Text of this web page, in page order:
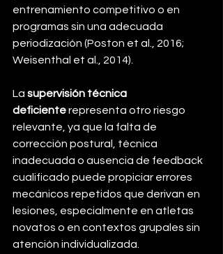
entrenamiento competitivo o en
programas sin una adecuada
periodización (Poston et al., 2016;
Weisenthal et al., 2014).
La supervisión técnica
deficiente representa otro riesgo
relevante, ya que la falta de
corrección postural, técnica
inadecuada o ausencia de feedback
cualificado puede propiciar errores
mecánicos repetidos que derivan en
lesiones, especialmente en atletas
novatos o en contextos grupales sin
atención individualizada.